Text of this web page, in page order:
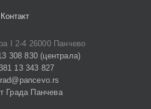
Контакт
I 2-4 26000 Панчево
308 830 (централа)
13 343 827
Града Панчева